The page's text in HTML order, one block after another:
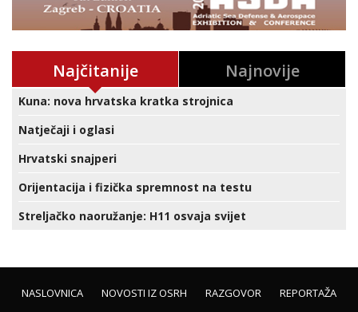
Najčitanije Najnovije
Kuna: nova hrvatska kratka strojnica
Natječaji i oglasi
Hrvatski snajperi
Orijentacija i fizička spremnost na testu
Streljačko naoružanje: H11 osvaja svijet
NASLOVNICA NOVOSTI IZ OSRH RAZGOVOR
REPORTAŽA